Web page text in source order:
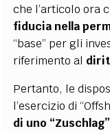
che l’articolo ora
fiducia nella
“base” per gli
riferimento al
Pertanto, le
l’esercizio di
di uno